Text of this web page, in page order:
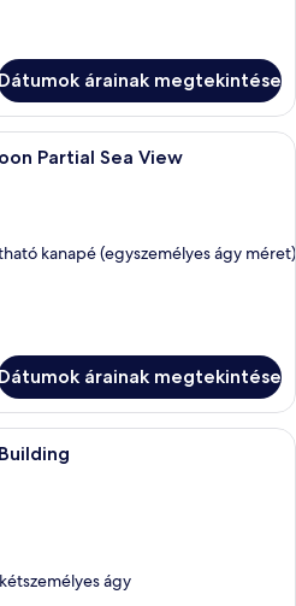
árainak megtekintése
Double Room Superior Lagoon
Partial Sea View
kanapé (egyszemélyes ágy méret)
árainak megtekintése
Egy modern szállodai szoba,
ágy